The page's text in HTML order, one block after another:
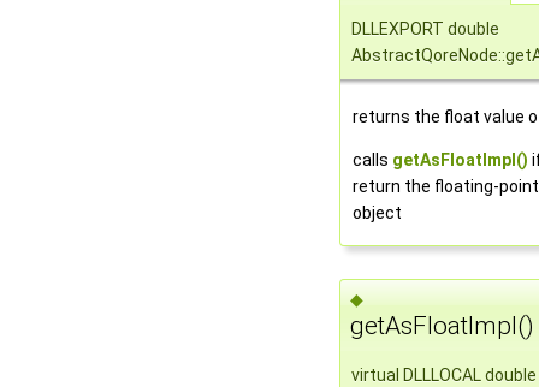
DLLEXPORT double
returns the float value
calls getAsFloatImpl()
return the floating-
object
◆
getAsFloatImpl()
virtual DLLLOCAL double